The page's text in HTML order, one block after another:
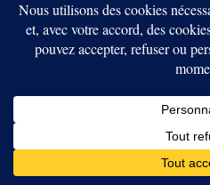
L’expiration des options ne
seule la tendance. Le ton
fédérale, les incertitudes
Washington et Téhéran et la
comptant restent
La séance pourrait donc